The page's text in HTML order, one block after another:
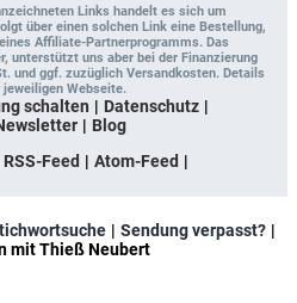
Links handelt es sich um
über einen solchen Link eine Bestellung,
Affiliate-Partnerprogramms. Das
unterstützt uns aber bei der Finanzierung
und ggf. zuzüglich Versandkosten. Details
Webseite.
schalten
Datenschutz
Blog
RSS-Feed
Atom-Feed
Sendung verpasst?
mit Thieß Neubert